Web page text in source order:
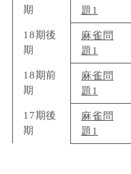
期
題1
18期後
期
麻雀問
題1
18期前
期
麻雀問
題1
17期後
期
麻雀問
題1